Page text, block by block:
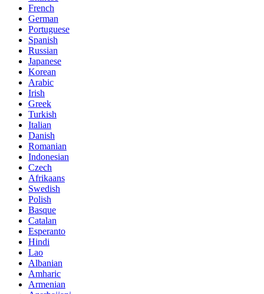
French
German
Portuguese
Spanish
Russian
Japanese
Korean
Arabic
Irish
Greek
Turkish
Italian
Danish
Romanian
Indonesian
Czech
Afrikaans
Swedish
Polish
Basque
Catalan
Esperanto
Hindi
Lao
Albanian
Amharic
Armenian